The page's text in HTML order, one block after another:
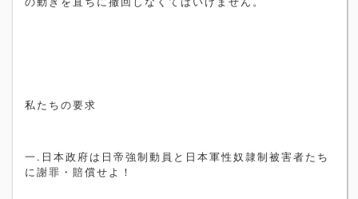
私たちの要求
一 . 日本政府は日帝強制動員と日本軍性奴隷制被害者たち
に謝罪・賠償せよ！